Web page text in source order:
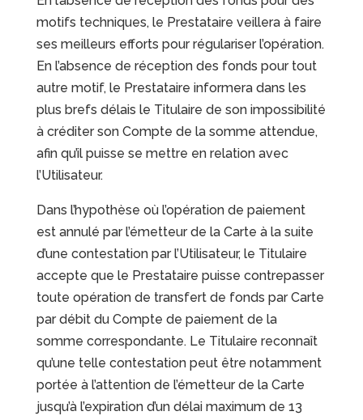
motifs techniques, le Prestataire veillera à faire
ses meilleurs efforts pour régulariser l’opération.
En l’absence de réception des fonds pour tout
autre motif, le Prestataire informera dans les
plus brefs délais le Titulaire de son impossibilité
à créditer son Compte de la somme attendue,
afin qu’il puisse se mettre en relation avec
l’Utilisateur.
Dans l’hypothèse où l’opération de paiement
est annulé par l’émetteur de la Carte à la suite
d’une contestation par l’Utilisateur, le Titulaire
accepte que le Prestataire puisse contrepasser
toute opération de transfert de fonds par Carte
par débit du Compte de paiement de la
somme correspondante. Le Titulaire reconnaît
qu’une telle contestation peut être notamment
portée à l’attention de l’émetteur de la Carte
jusqu’à l’expiration d’un délai maximum de 13